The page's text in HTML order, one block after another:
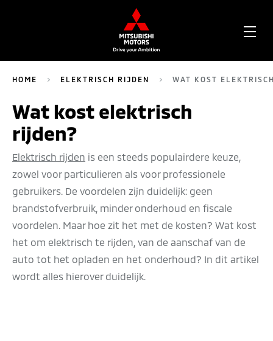
HOME ELEKTRISCH RIJDEN WAT KOST
Wat kost elektrisch
rijden?
Elektrisch rijden is een steeds populairdere keuze,
zowel voor particulieren als voor professionele
gebruikers. De voordelen zijn duidelijk: geen
brandstofverbruik, minder onderhoud en fiscale
voordelen. Maar hoe zit het met de kosten? Wat kost
het om elektrisch te rijden, van de aanschaf van de
auto tot het opladen en het onderhoud? In dit artikel
wordt alles hierover duidelijk.